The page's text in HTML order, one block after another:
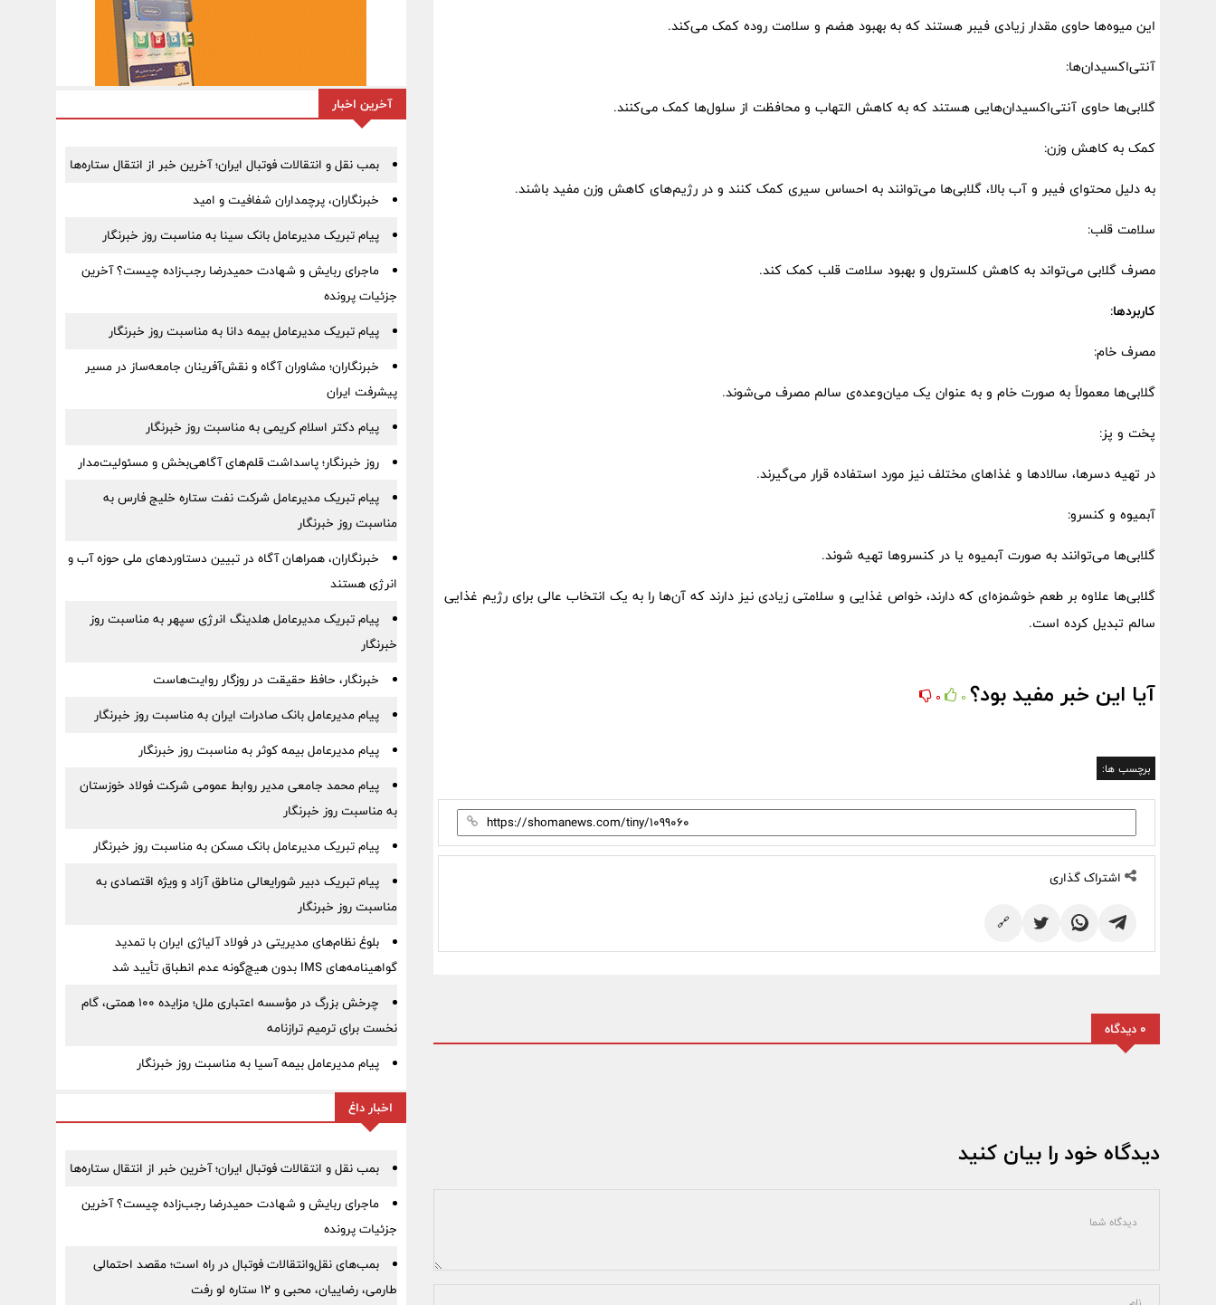
این میوه‌ها حاوی مقدار زیادی فیبر هستند که به بهبود هضم و سلامت روده کمک می‌کند.
آنتی‌اکسیدان‌ها:
گلابی‌ها حاوی آنتی‌اکسیدان‌هایی هستند که به کاهش التهاب و محافظت از سلول‌ها کمک می‌کنند.
کمک به کاهش وزن:
به دلیل محتوای فیبر و آب بالا، گلابی‌ها می‌توانند به احساس سیری کمک کنند و در رژیم‌های کاهش وزن مفید باشند.
سلامت قلب:
مصرف گلابی می‌تواند به کاهش کلسترول و بهبود سلامت قلب کمک کند.
کاربردها:
مصرف خام:
گلابی‌ها معمولاً به صورت خام و به عنوان یک میان‌وعده‌ی سالم مصرف می‌شوند.
پخت و پز:
در تهیه دسرها، سالادها و غذاهای مختلف نیز مورد استفاده قرار می‌گیرند.
آبمیوه و کنسرو:
گلابی‌ها می‌توانند به صورت آبمیوه یا در کنسروها تهیه شوند.
گلابی‌ها علاوه بر طعم خوشمزه‌ای که دارند، خواص غذایی و سلامتی زیادی نیز دارند که آن‌ها را به یک انتخاب عالی برای رژیم غذایی
سالم تبدیل کرده است.
آیا این خبر مفید بود؟ 0
0
برچسب ها:
اشتراک گذاری
🔗
0 دیدگاه
دیدگاه خود را بیان کنید
آخرین اخبار
بمب نقل‌ و انتقالات فوتبال ایران؛ آخرین خبر از انتقال ستاره‌ها
خبرنگاران، پرچمداران شفافیت و امید
پیام تبریک مدیرعامل بانک سینا به مناسبت روز خبرنگار
ماجرای ربایش و شهادت حمیدرضا رجب‌زاده چیست؟ آخرین
جزئیات پرونده
پیام ‌تبریک‌ مدیرعامل بیمه دانا به مناسبت روز خبرنگار
خبرنگاران؛ مشاوران آگاه و نقش‌آفرینان جامعه‌ساز در مسیر
پیشرفت ایران
پیام دکتر اسلام کریمی به مناسبت روز خبرنگار
روز خبرنگار؛ پاسداشت قلم‌های آگاهی‌بخش و مسئولیت‌مدار
پیام تبریک مدیرعامل شرکت نفت ستاره خلیج فارس به
مناسبت روز خبرنگار
خبرنگاران، همراهان آگاه در تبیین دستاوردهای ملی حوزه آب و
انرژی هستند
پیام تبریک مدیرعامل هلدینگ انرژی سپهر به مناسبت روز
خبرنگار
خبرنگار، حافظ حقیقت در روزگار روایت‌هاست
پیام مدیرعامل بانک صادرات ایران به مناسبت روز خبرنگار
پیام مدیرعامل بیمه کوثر به مناسبت روز خبرنگار
پیام محمد جامعی مدیر روابط عمومی شرکت فولاد خوزستان
به مناسبت روز خبرنگار
پیام تبریک مدیرعامل بانک مسکن به مناسبت روز خبرنگار
پیام تبریک دبیر شورایعالی مناطق آزاد و ویژه اقتصادی به
مناسبت روز خبرنگار
بلوغ نظام‌های مدیریتی در فولاد آلیاژی ایران با تمدید
گواهینامه‌های IMS بدون هیچ‌گونه عدم انطباق تأیید شد
چرخش بزرگ در مؤسسه اعتباری ملل؛ مزایده ۱۰۰ همتی، گام
نخست برای ترمیم ترازنامه
پیام مدیرعامل بیمه آسیا به مناسبت روز خبرنگار
اخبار داغ
بمب نقل‌ و انتقالات فوتبال ایران؛ آخرین خبر از انتقال ستاره‌ها
ماجرای ربایش و شهادت حمیدرضا رجب‌زاده چیست؟ آخرین
جزئیات پرونده
بمب‌های نقل‌وانتقالات فوتبال در راه است؛ مقصد احتمالی
طارمی، رضاییان، محبی و ۱۲ ستاره لو رفت